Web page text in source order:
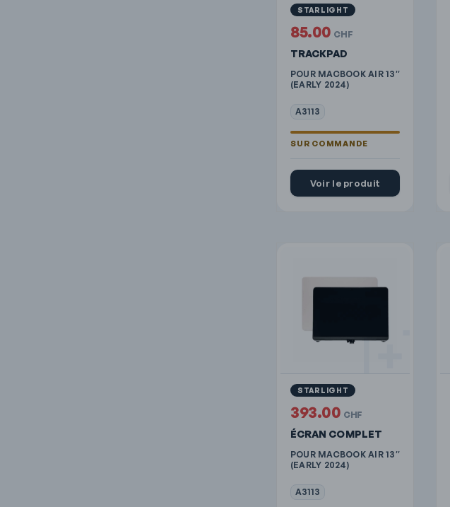
TRACKPAD
POUR MACBOOK AIR 13″
(EARLY 2024)
A3113
STARLIGHT
85.00 CHF
Voir le produit
ÉCRAN COMPLET
POUR MACBOOK AIR 13″
(EARLY 2024)
A3113
STARLIGHT
393.00 CHF